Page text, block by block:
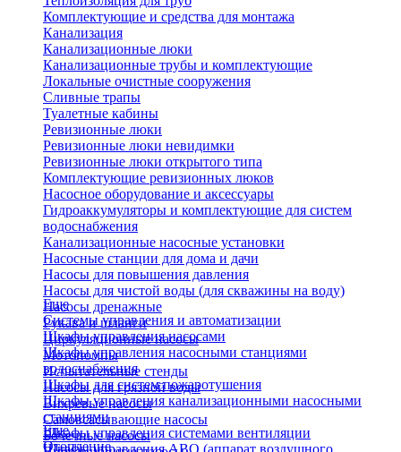
Комплектующие и средства для монтажа
Канализация
Канализационные люки
Канализационные трубы и комплектующие
Локальные очистные сооружения
Сливные трапы
Туалетные кабины
Ревизионные люки
Ревизионные люки невидимки
Ревизионные люки открытого типа
Комплектующие ревизионных люков
Насосное оборудование и аксессуары
Гидроаккумуляторы и комплектующие для систем
водоснабжения
Канализационные насосные установки
Насосные станции для дома и дачи
Насосы для повышения давления
Насосы для чистой воды (для скважины на воду)
Насосы дренажные
Рукава и шланги
Циркуляционные насосы
Мотопомпы
Испытательные стенды
Насосы для грязной воды
Вихревые насосы
Самовсасывающие насосы
Бочечные насосы
Еще
Системы управления и автоматизации
Шкафы управления насосами
Шкафы управления насосными станциями
водоснабжения
Шкафы для систем пожаротушения
Шкафы управления канализационными насосными
станциями
Шкафы управления системами вентиляции
Шкафы управления АВО (аппарат воздушного
Еще
Отопление